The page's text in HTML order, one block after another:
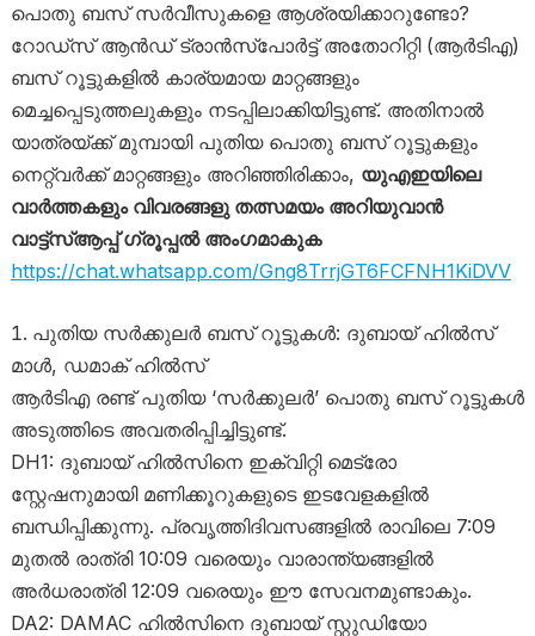
പൊതു ബസ് സർവീസുകളെ ആശ്രയിക്കാറുണ്ടോ?
റോഡ്‌സ് ആൻഡ് ട്രാൻസ്‌പോർട്ട് അതോറിറ്റി (ആർടിഎ)
ബസ് റൂട്ടുകളിൽ കാര്യമായ മാറ്റങ്ങളും
മെച്ചപ്പെടുത്തലുകളും നടപ്പിലാക്കിയിട്ടുണ്ട്. അതിനാൽ
യാത്രയ്ക്ക് മുമ്പായി പുതിയ പൊതു ബസ് റൂട്ടുകളും
നെറ്റ്‌വർക്ക് മാറ്റങ്ങളും അറിഞ്ഞിരിക്കാം, യുഎഇയിലെ
വാർത്തകളും വിവരങ്ങളു തത്സമയം അറിയുവാൻ
വാട്ട്‌സ്ആപ്പ് ഗ്രൂപ്പൽ അംഗമാകുക
https://chat.whatsapp.com/Gng8TrrjGT6FCFNH1KiDVV
പുതിയ സർക്കുലർ ബസ് റൂട്ടുകൾ: ദുബായ് ഹിൽസ്
മാൾ, ഡമാക് ഹിൽസ്
ആർടിഎ രണ്ട് പുതിയ ‘സർക്കുലർ’ പൊതു ബസ് റൂട്ടുകൾ
അടുത്തിടെ അവതരിപ്പിച്ചിട്ടുണ്ട്.
DH1: ദുബായ് ഹിൽസിനെ ഇക്വിറ്റി മെട്രോ
സ്റ്റേഷനുമായി മണിക്കൂറുകളുടെ ഇടവേളകളിൽ
ബന്ധിപ്പിക്കുന്നു. പ്രവൃത്തിദിവസങ്ങളിൽ രാവിലെ 7:09
മുതൽ രാത്രി 10:09 വരെയും വാരാന്ത്യങ്ങളിൽ
അർധരാത്രി 12:09 വരെയും ഈ സേവനമുണ്ടാകും.
DA2: DAMAC ഹിൽസിനെ ദുബായ് സ്റ്റുഡിയോ